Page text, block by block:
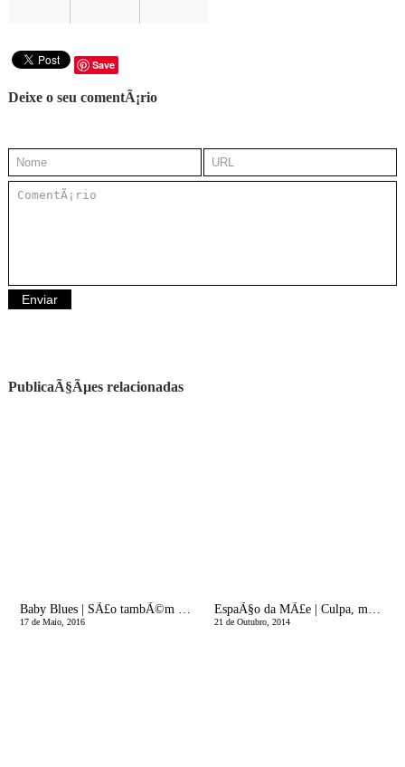
Save
Deixe o seu comentÃ¡rio
PublicaÃ§Ãµes relacionadas
Baby Blues | SÃ£o tambÃ©m estas As Maravilhas da Maternidade
17 de Maio, 2016
EspaÃ§o da MÃ£e | Culpa, maternidade e a procura da perfeiÃ§Ã£o
21 de Outubro, 2014